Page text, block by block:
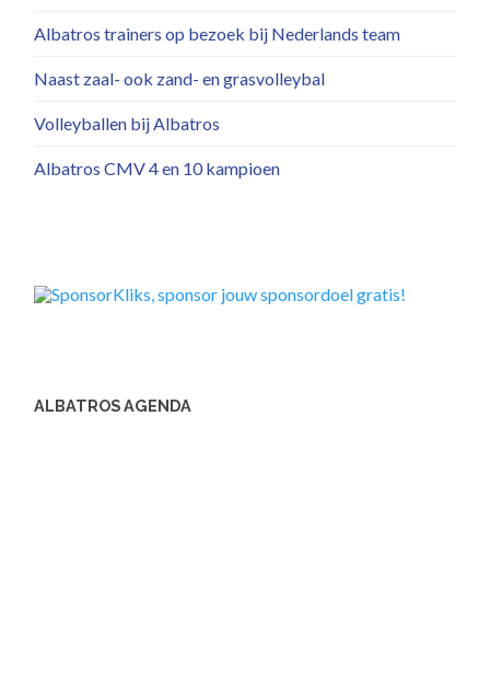
Albatros trainers op bezoek bij Nederlands team
Naast zaal- ook zand- en grasvolleybal
Volleyballen bij Albatros
Albatros CMV 4 en 10 kampioen
ALBATROS AGENDA